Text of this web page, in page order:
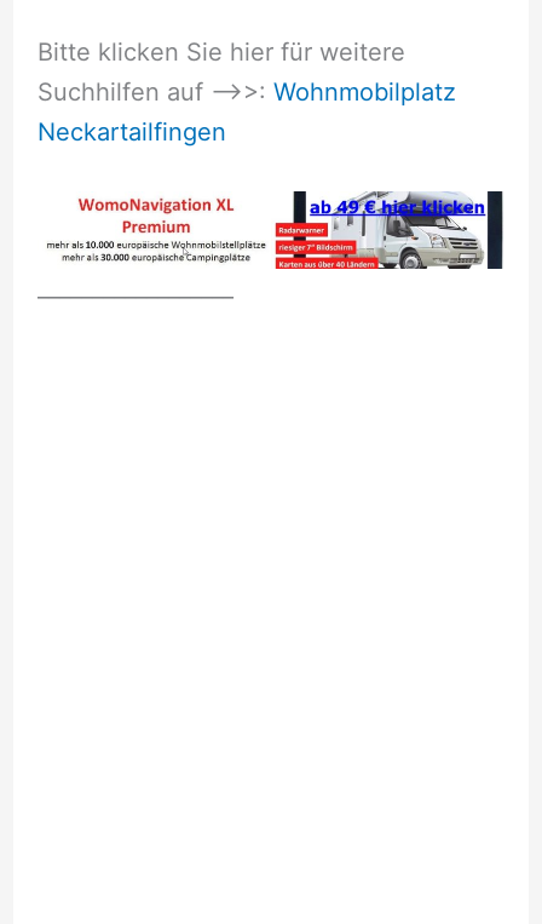
Bitte klicken Sie hier für weitere
Suchhilfen auf –>>: Wohnmobilplatz
Neckartailfingen